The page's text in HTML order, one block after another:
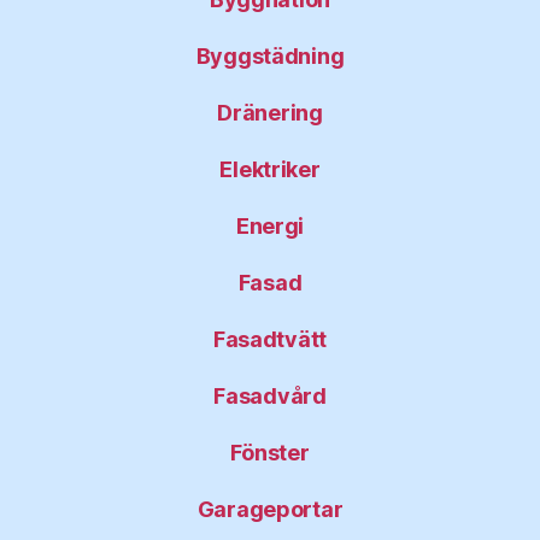
Byggstädning
Dränering
Elektriker
Energi
Fasad
Fasadtvätt
Fasadvård
Fönster
Garageportar